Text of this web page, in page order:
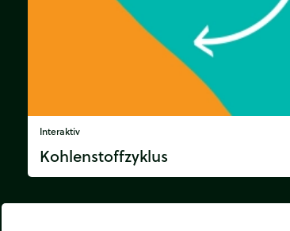
Interaktiv
Kohlenstoffzyklus